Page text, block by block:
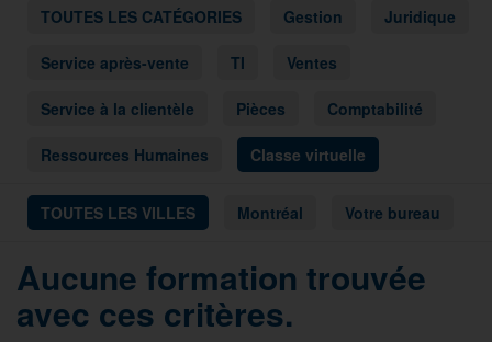
TOUTES LES CATÉGORIES Gestion Juridique
Service après-vente TI Ventes
Service à la clientèle Pièces Comptabilité
Ressources Humaines Classe virtuelle
TOUTES LES VILLES Montréal Votre bureau
Aucune formation trouvée
avec ces critères.